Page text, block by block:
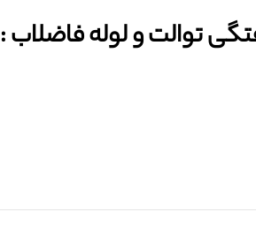
توالت و لوله فاضلاب :‌